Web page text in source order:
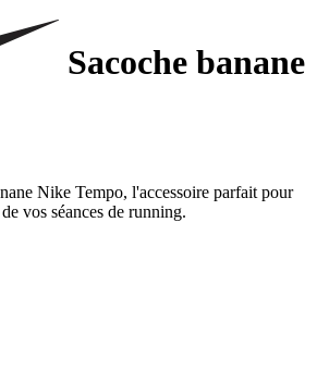
Sacoche banane
Nike Tempo, l'accessoire parfait pour
vos séances de running.